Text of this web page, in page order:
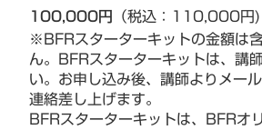
100,000円 （税込：110,000円)
※BFRスターターキットの金額は
ん。BFRスターターキットは、講
い。お申し込み後、講師よりメー
連絡差し上げます。
BFRスターターキットは、BFRオ